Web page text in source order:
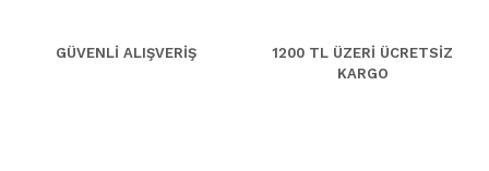
GÜVENLİ ALIŞVERİŞ
1200 TL ÜZERİ ÜCRETSİZ
KARGO